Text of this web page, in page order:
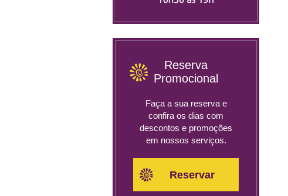
Reserva
Promocional
Faça a sua reserva e
confira os dias com
descontos e promoções
em nossos serviços.
Reservar